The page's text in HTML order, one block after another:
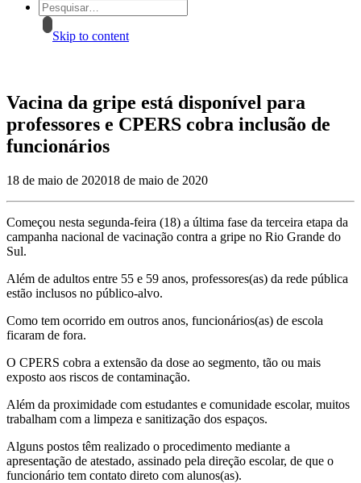
Skip to content
Vacina da gripe está disponível para
professores e CPERS cobra inclusão de
funcionários
18 de maio de 202018 de maio de 2020
Começou nesta segunda-feira (18) a última fase da terceira etapa da
campanha nacional de vacinação contra a gripe no Rio Grande do
Sul.
Além de adultos entre 55 e 59 anos, professores(as) da rede pública
estão inclusos no público-alvo.
Como tem ocorrido em outros anos, funcionários(as) de escola
ficaram de fora.
O CPERS cobra a extensão da dose ao segmento, tão ou mais
exposto aos riscos de contaminação.
Além da proximidade com estudantes e comunidade escolar, muitos
trabalham com a limpeza e sanitização dos espaços.
Alguns postos têm realizado o procedimento mediante a
apresentação de atestado, assinado pela direção escolar, de que o
funcionário tem contato direto com alunos(as).